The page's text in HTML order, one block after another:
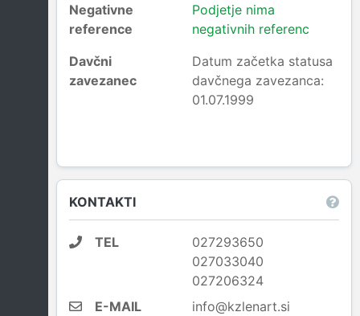
Negativne
reference
Podjetje nima
negativnih referenc
Davčni
zavezanec
Datum začetka statusa
davčnega zavezanca:
01.07.1999
KONTAKTI
TEL
027293650
027033040
027206324
E-MAIL
info@kzlenart.si